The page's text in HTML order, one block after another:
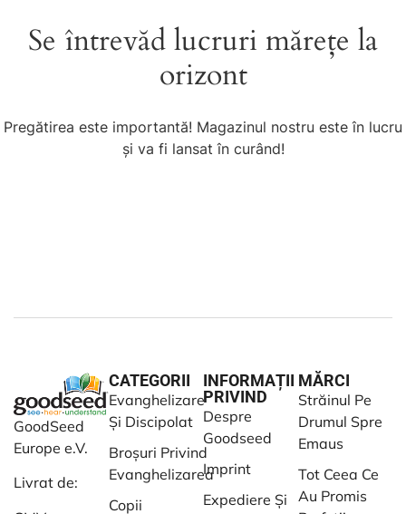
Se întrevăd lucruri mărețe la
orizont
Pregătirea este importantă! Magazinul nostru este în lucru
și va fi lansat în curând!
GoodSeed
Europe e.V.
Livrat de:
CATEGORII
Evanghelizare
Și Discipolat
Broșuri Privind
Evanghelizarea
Copii
INFORMAȚII
PRIVIND
Despre
Goodseed
Imprint
Expediere Și
MĂRCI
Străinul Pe
Drumul Spre
Emaus
Tot Ceea Ce
Au Promis